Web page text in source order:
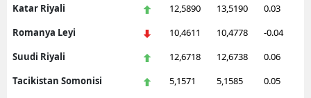
Katar Riyali
12,5890 13,5190
0.03
Romanya Leyi
10,4611 10,4778
-0.04
Suudi Riyali
12,6718 12,6738
0.06
Tacikistan Somonisi
5,1571 5,1585
0.05